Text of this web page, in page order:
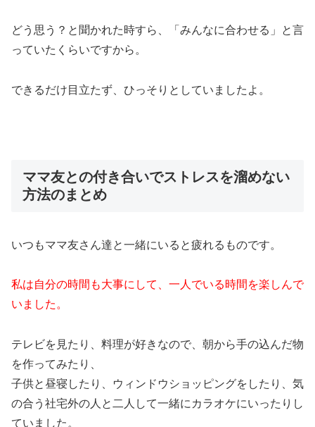
どう思う？と聞かれた時すら、「みんなに合わせる」と言
っていたくらいですから。
できるだけ目立たず、ひっそりとしていましたよ。
ママ友との付き合いでストレスを溜めない
方法のまとめ
いつもママ友さん達と一緒にいると疲れるものです。
私は自分の時間も大事にして、一人でいる時間を楽しんで
いました。
テレビを見たり、料理が好きなので、朝から手の込んだ物
を作ってみたり、
子供と昼寝したり、ウィンドウショッピングをしたり、気
の合う社宅外の人と二人して一緒にカラオケにいったりし
ていました。